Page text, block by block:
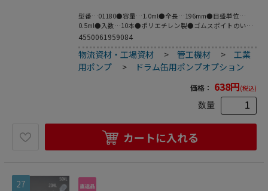
型番…01180●容量…1.0ml●全長…196mm●目盛単位…
0.5ml●入数…10本●ポリエチレン製●ゴムスポイトのいら
ないピペットです。●梱包サイズ:119×331×28●梱包重量
4550061959084
物流資材・工場資材 >管工機材 > 工業
用ポンプ
> ドラム缶用ポンプオプション
価格： 638円(税込)
数量
カートに入れる
27